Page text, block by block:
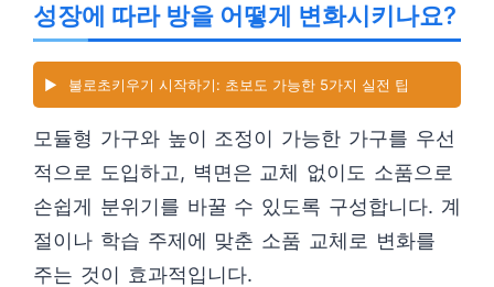
성장에 따라 방을 어떻게 변화시키나요?
▶️ 불로초키우기 시작하기: 초보도 가능한 5가지 실전 팁
모듈형 가구와 높이 조정이 가능한 가구를 우선
적으로 도입하고, 벽면은 교체 없이도 소품으로
손쉽게 분위기를 바꿀 수 있도록 구성합니다. 계
절이나 학습 주제에 맞춘 소품 교체로 변화를
주는 것이 효과적입니다.